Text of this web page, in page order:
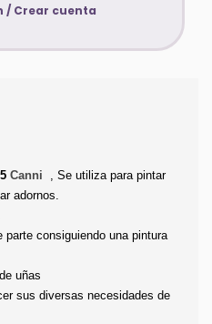
/ Crear cuenta
Canni , Se utiliza para pintar
adornos.
consiguiendo una pintura
uñas
sus diversas necesidades de